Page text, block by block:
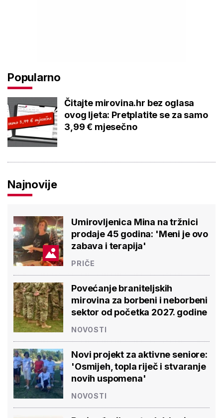
Popularno
Čitajte mirovina.hr bez oglasa
ovog ljeta: Pretplatite se za samo
3,99 € mjesečno
Najnovije
Umirovljenica Mina na tržnici
prodaje 45 godina: 'Meni je ovo
zabava i terapija'
PRIČE
Povećanje braniteljskih
mirovina za borbeni i neborbeni
sektor od početka 2027. godine
NOVOSTI
Novi projekt za aktivne seniore:
'Osmijeh, topla riječ i stvaranje
novih uspomena'
NOVOSTI